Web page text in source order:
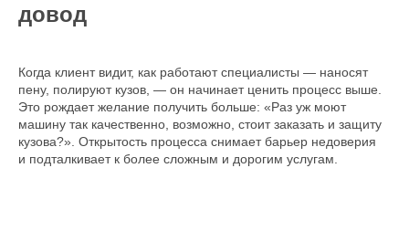
довод
Когда клиент видит, как работают специалисты — наносят
пену, полируют кузов, — он начинает ценить процесс выше.
Это рождает желание получить больше: «Раз уж моют
машину так качественно, возможно, стоит заказать и защиту
кузова?». Открытость процесса снимает барьер недоверия
и подталкивает к более сложным и дорогим услугам.